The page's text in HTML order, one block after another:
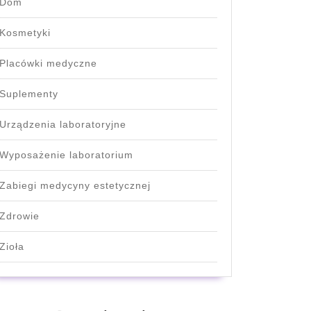
Kosmetyki
Placówki medyczne
Suplementy
Urządzenia laboratoryjne
Wyposażenie laboratorium
Zabiegi medycyny estetycznej
Zdrowie
Zioła